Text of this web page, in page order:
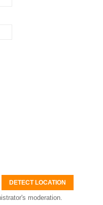
DETECT LOCATION
moderation.